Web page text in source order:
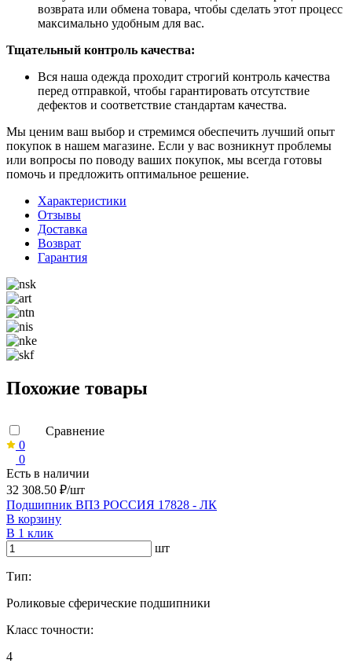
возврата или обмена товара, чтобы сделать этот процесс
максимально удобным для вас.
Тщательный контроль качества:
Вся наша одежда проходит строгий контроль качества
перед отправкой, чтобы гарантировать отсутствие
дефектов и соответствие стандартам качества.
Мы ценим ваш выбор и стремимся обеспечить лучший опыт
покупок в нашем магазине. Если у вас возникнут проблемы
или вопросы по поводу ваших покупок, мы всегда готовы
помочь и предложить оптимальное решение.
Характеристики
Отзывы
Доставка
Возврат
Гарантия
Похожие товары
Сравнение
0
0
Есть в наличии
32 308.50 ₽/шт
Подшипник ВПЗ РОССИЯ 17828 - ЛК
В корзину
В 1 клик
шт
Тип:
Роликовые сферические подшипники
Класс точности:
4